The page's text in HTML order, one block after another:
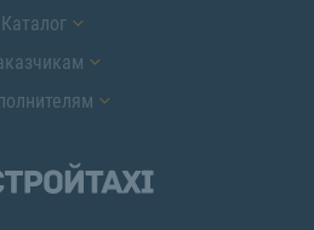
Каталог